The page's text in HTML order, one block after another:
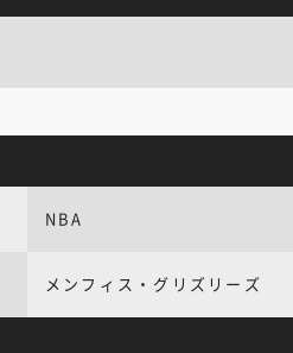
NBA
メンフィス・グリズリーズ